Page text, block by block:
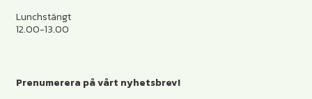
Lunchstängt
12.00-13.00
Prenumerera på vårt nyhetsbrev!